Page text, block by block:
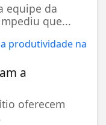
equipe da
que...
a
oferecem